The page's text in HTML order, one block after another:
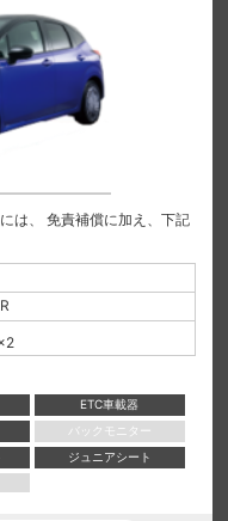
は、 免責補償に加え、下記
ETC車載器
バックモニター
ジュニアシート